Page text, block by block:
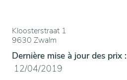
Kloosterstraat 1
9630 Zwalm
Dernière mise à jour des prix :
12/04/2019